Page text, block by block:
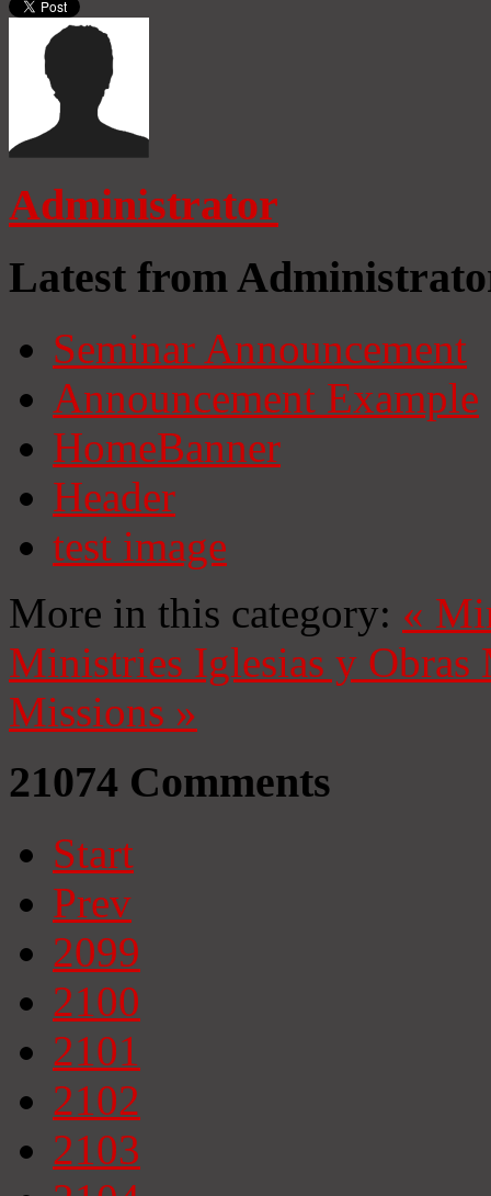
Administrator
Latest from
Seminar Announcement
Announcement Example
HomeBanner
Header
test image
More in this category: «
Ministries Iglesias y Obras
Missions »
21074 Comments
Start
Prev
2099
2100
2101
2102
2103